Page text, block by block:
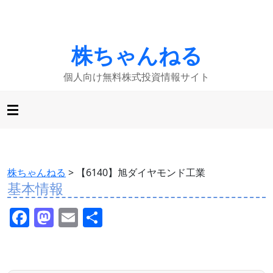
株ちゃんねる
個人向け無料株式投資情報サイト
株ちゃんねる > 【6140】旭ダイヤモンド工業
基本情報
F M E